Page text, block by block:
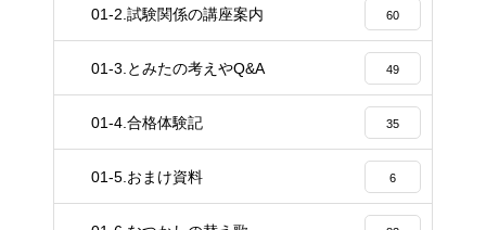
01-2.試験関係の講座案内 60
01-3.とみたの考えやQ&A 49
01-4.合格体験記 35
01-5.おまけ資料 6